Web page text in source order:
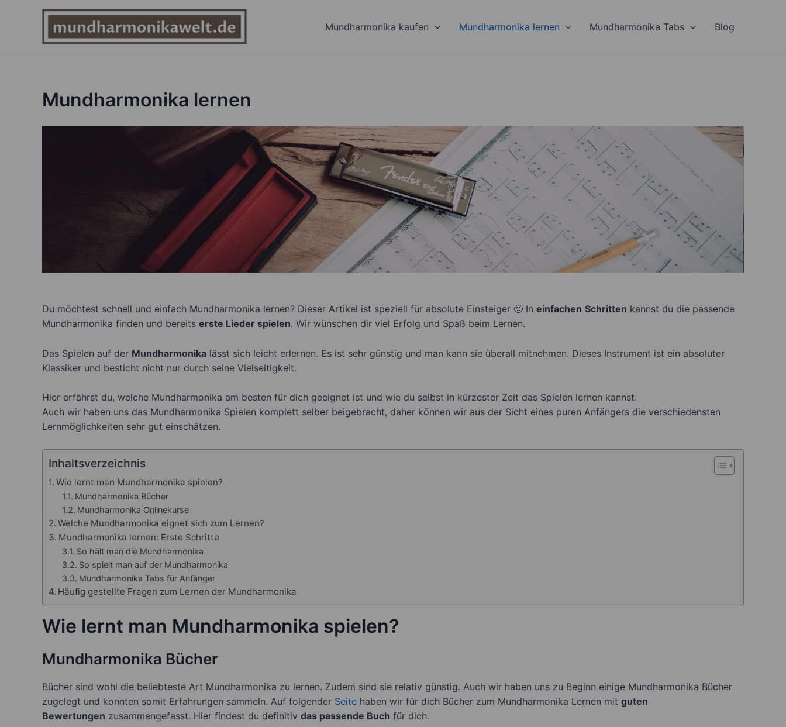
Mundharmonika kaufen Mundharmonika lernen Mundharmonika Tabs Blog
Mundharmonika lernen
Du möchtest schnell und einfach Mundharmonika lernen? Dieser Artikel ist speziell für absolute Einsteiger 🙂 In einfachen Schritten kannst du die passende
Mundharmonika finden und bereits erste Lieder spielen. Wir wünschen dir viel Erfolg und Spaß beim Lernen.
Das Spielen auf der Mundharmonika lässt sich leicht erlernen. Es ist sehr günstig und man kann sie überall mitnehmen. Dieses Instrument ist ein absoluter
Klassiker und besticht nicht nur durch seine Vielseitigkeit.
Hier erfährst du, welche Mundharmonika am besten für dich geeignet ist und wie du selbst in kürzester Zeit das Spielen lernen kannst.
Auch wir haben uns das Mundharmonika Spielen komplett selber beigebracht, daher können wir aus der Sicht eines puren Anfängers die verschiedensten
Lernmöglichkeiten sehr gut einschätzen.
Inhaltsverzeichnis
Wie lernt man Mundharmonika spielen?
Mundharmonika Bücher
Mundharmonika Onlinekurse
Welche Mundharmonika eignet sich zum Lernen?
Mundharmonika lernen: Erste Schritte
So hält man die Mundharmonika
So spielt man auf der Mundharmonika
Mundharmonika Tabs für Anfänger
Häufig gestellte Fragen zum Lernen der Mundharmonika
Wie lernt man Mundharmonika spielen?
Mundharmonika Bücher
Bücher sind wohl die beliebteste Art Mundharmonika zu lernen. Zudem sind sie relativ günstig. Auch wir haben uns zu Beginn einige Mundharmonika Bücher
zugelegt und konnten somit Erfahrungen sammeln. Auf folgender Seite haben wir für dich Bücher zum Mundharmonika Lernen mit guten
Bewertungen zusammengefasst. Hier findest du definitiv das passende Buch für dich.